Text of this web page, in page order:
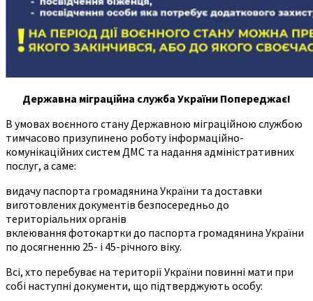
Державна міграційна служба України Попереджає!
В умовах воєнного стану Державною міграційною службою
тимчасово призупинено роботу інформаційно-
комунікаційних систем ДМС та надання адміністративних
послуг, а саме:
видачу паспорта громадянина України та доставки
виготовлених документів безпосередньо до
територіальних органів
вклеювання фотокартки до паспорта громадянина України
по досягненню 25- і 45-річного віку.
Всі, хто перебуває на території України повинні мати при
собі наступні документи, що підтверджують особу: